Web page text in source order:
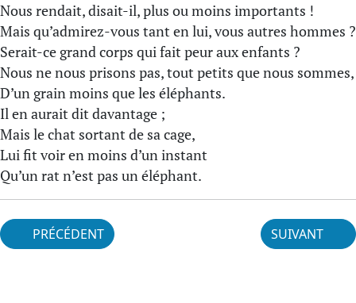
Nous rendait, disait-il, plus ou moins importants !
Mais qu’admirez-vous tant en lui, vous autres hommes ?
Serait-ce grand corps qui fait peur aux enfants ?
Nous ne nous prisons pas, tout petits que nous sommes,
D’un grain moins que les éléphants.
Il en aurait dit davantage ;
Mais le chat sortant de sa cage,
Lui fit voir en moins d’un instant
Qu’un rat n’est pas un éléphant.
PRÉCÉDENT SUIVANT